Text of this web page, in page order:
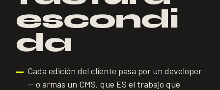
escondi
da
— Cada edición del cliente pasa por un developer
— o armás un CMS, que ES el trabajo que